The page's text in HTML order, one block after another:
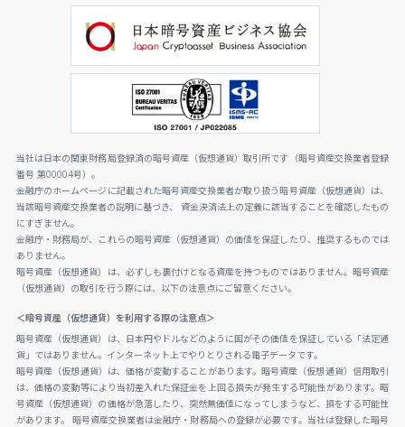
当社は日本の関東財務局登録済の暗号資産（仮想通貨）取引所です（暗号資産交換業者登録
番号 第00004号）。
金融庁のホームページに記載された暗号資産交換業者が取り扱う暗号資産（仮想通貨）は、
当該暗号資産交換業者の説明に基づき、 資金決済法上の定義に該当することを確認したもの
にすぎません。
金融庁・財務局が、これらの暗号資産（仮想通貨）の価値を保証したり、推奨するものでは
ありません。
暗号資産（仮想通貨）は、必ずしも裏付けとなる資産を持つものではありません。暗号資産
（仮想通貨）の取引を行う際には、以下の注意点にご留意ください。
＜暗号資産（仮想通貨）を利用する際の注意点＞
暗号資産（仮想通貨）は、日本円やドルなどのように国がその価値を保証している「法定通
貨」ではありません。インターネット上でやりとりされる電子データです。
暗号資産（仮想通貨）は、価格が変動することがあります。暗号資産（仮想通貨）信用取引
は、価格の変動等により当初差入れた保証金を上回る損失が発生する可能性があります。暗
号資産（仮想通貨）の価格が急落したり、突然無価値になってしまうなど、損をする可能性
があります。 暗号資産交換業者は金融庁・財務局への登録が必要です。当社は登録した暗号